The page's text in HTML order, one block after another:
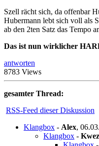
Szell rächt sich, da offenbar
Hubermann lebt sich voll als
ab den 2ten Satz das Tempo
Das ist nun wirklicher
antworten
8783 Views
gesamter Thread:
RSS-Feed dieser Diskussion
Klangbox - Alex,
Klangbox -